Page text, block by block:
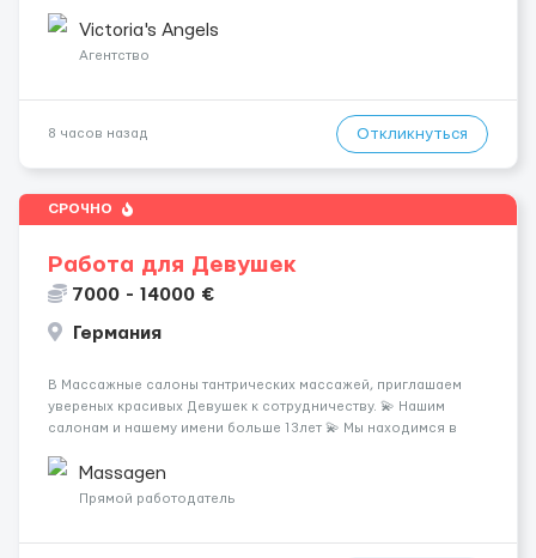
Опытная команда с годами практики — Стабильный поток
клиентов (без ...
Victoria's Angels
Агентство
8 часов назад Откликнуться
СРОЧНО
Работа для Девушек
7000 - 14000 €
Германия
В Массажные салоны тантрических массажей, приглашаем
увереных красивых Девушек к сотрудничеству. 💫 Нашим
салонам и нашему имени больше 13лет 💫 Мы находимся в
заработная плата 💚Мы гарантируем Наличие работы. Поток 💝
incall / Out...
Massagen
Прямой работодатель